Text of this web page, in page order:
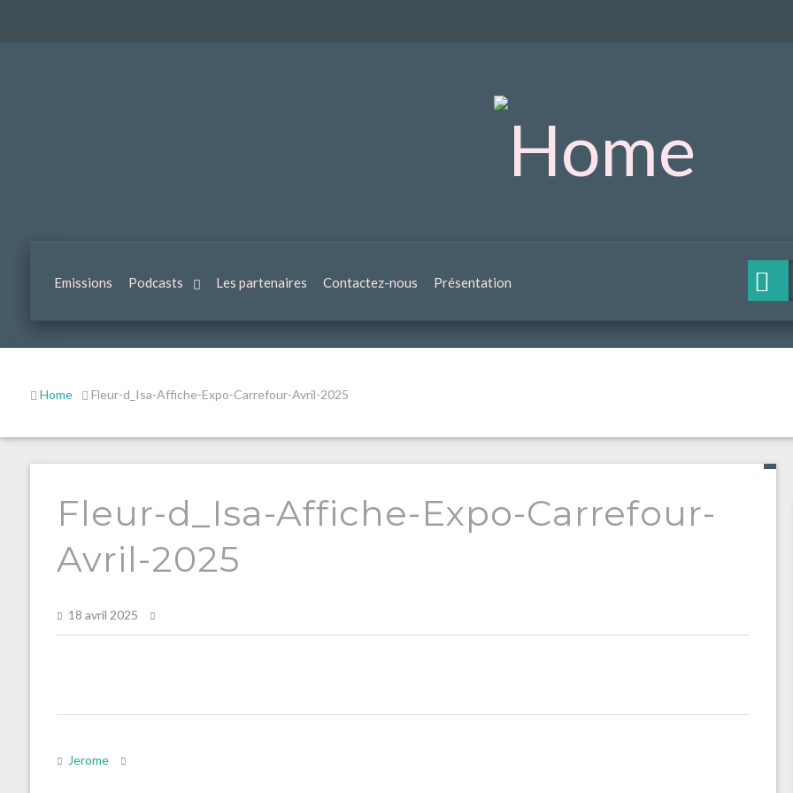
Emissions Podcasts Les partenaires Contactez-nous Présentation
Home Fleur-d_Isa-Affiche-Expo-Carrefour-Avril-2025
Fleur-d_Isa-Affiche-Expo-Carrefour-
Avril-2025
18 avril 2025
Jerome